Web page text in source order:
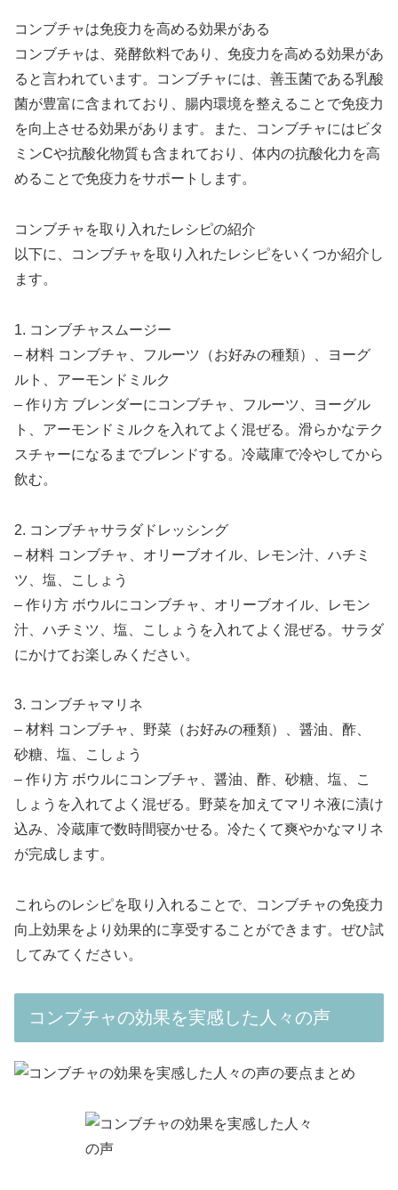
コンブチャは免疫力を高める効果がある
コンブチャは、発酵飲料であり、免疫力を高める効果があ
ると言われています。コンブチャには、善玉菌である乳酸
菌が豊富に含まれており、腸内環境を整えることで免疫力
を向上させる効果があります。また、コンブチャにはビタ
ミンCや抗酸化物質も含まれており、体内の抗酸化力を高
めることで免疫力をサポートします。
コンブチャを取り入れたレシピの紹介
以下に、コンブチャを取り入れたレシピをいくつか紹介し
ます。
1. コンブチャスムージー
– 材料 コンブチャ、フルーツ（お好みの種類）、ヨーグ
ルト、アーモンドミルク
– 作り方 ブレンダーにコンブチャ、フルーツ、ヨーグル
ト、アーモンドミルクを入れてよく混ぜる。滑らかなテク
スチャーになるまでブレンドする。冷蔵庫で冷やしてから
飲む。
2. コンブチャサラダドレッシング
– 材料 コンブチャ、オリーブオイル、レモン汁、ハチミ
ツ、塩、こしょう
– 作り方 ボウルにコンブチャ、オリーブオイル、レモン
汁、ハチミツ、塩、こしょうを入れてよく混ぜる。サラダ
にかけてお楽しみください。
3. コンブチャマリネ
– 材料 コンブチャ、野菜（お好みの種類）、醤油、酢、
砂糖、塩、こしょう
– 作り方 ボウルにコンブチャ、醤油、酢、砂糖、塩、こ
しょうを入れてよく混ぜる。野菜を加えてマリネ液に漬け
込み、冷蔵庫で数時間寝かせる。冷たくて爽やかなマリネ
が完成します。
これらのレシピを取り入れることで、コンブチャの免疫力
向上効果をより効果的に享受することができます。ぜひ試
してみてください。
コンブチャの効果を実感した人々の声